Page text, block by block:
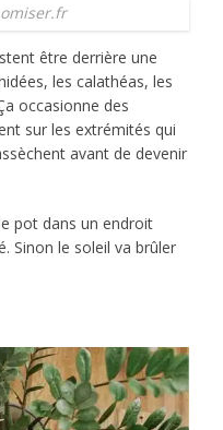
être derrière une
les calathéas, les
occasionne des
sur les extrémités qui
avant de devenir
pot dans un endroit
Sinon le soleil va brûler